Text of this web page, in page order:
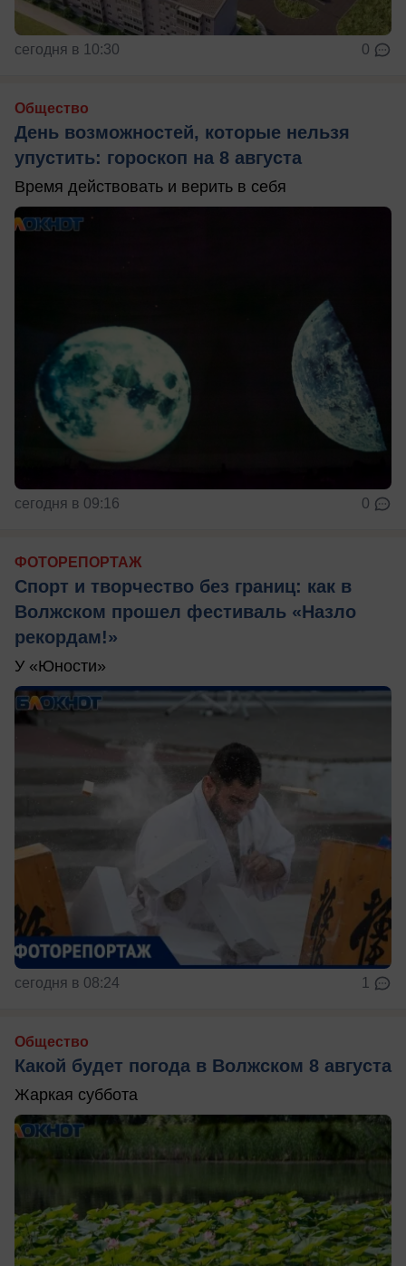
сегодня в 10:30 0
Общество
День возможностей, которые нельзя
упустить: гороскоп на 8 августа
Время действовать и верить в себя
сегодня в 09:16 0
ФОТОРЕПОРТАЖ
Спорт и творчество без границ: как в
Волжском прошел фестиваль «Назло
рекордам!»
У «Юности»
сегодня в 08:24 1
Общество
Какой будет погода в Волжском 8 августа
Жаркая суббота